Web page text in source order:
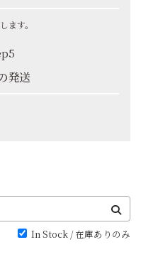
ます。
発送
In Stock / 在庫ありのみ